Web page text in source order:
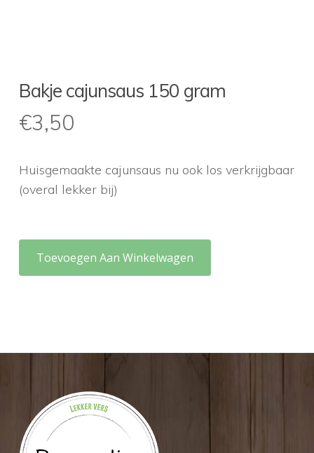
Bakje cajunsaus 150 gram
€3,50
Huisgemaakte cajunsaus nu ook los verkrijgbaar
(overal lekker bij)
Toevoegen Aan Winkelwagen